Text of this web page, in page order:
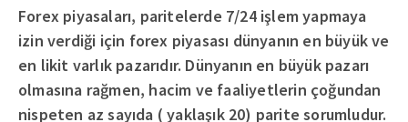
Forex piyasaları, paritelerde 7/24 işlem yapmaya
izin verdiği için forex piyasası dünyanın en büyük ve
en likit varlık pazarıdır. Dünyanın en büyük pazarı
olmasına rağmen, hacim ve faaliyetlerin çoğundan
nispeten az sayıda ( yaklaşık 20) parite sorumludur.